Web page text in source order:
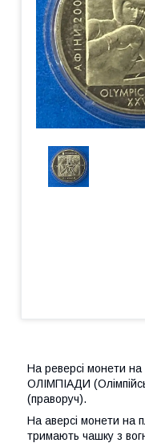
На реверсі монети
ОЛІМПІАДИ
(праворуч).
На аверсі монети на
тримають чашку з